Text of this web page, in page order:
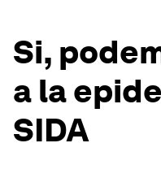
Si,
a la
SIDA